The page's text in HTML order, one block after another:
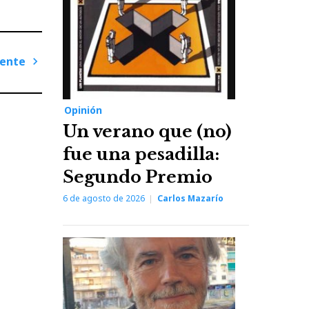
Opinión
Un verano que (no)
fue una pesadilla:
Segundo Premio
6 de agosto de 2026 Carlos Mazarío